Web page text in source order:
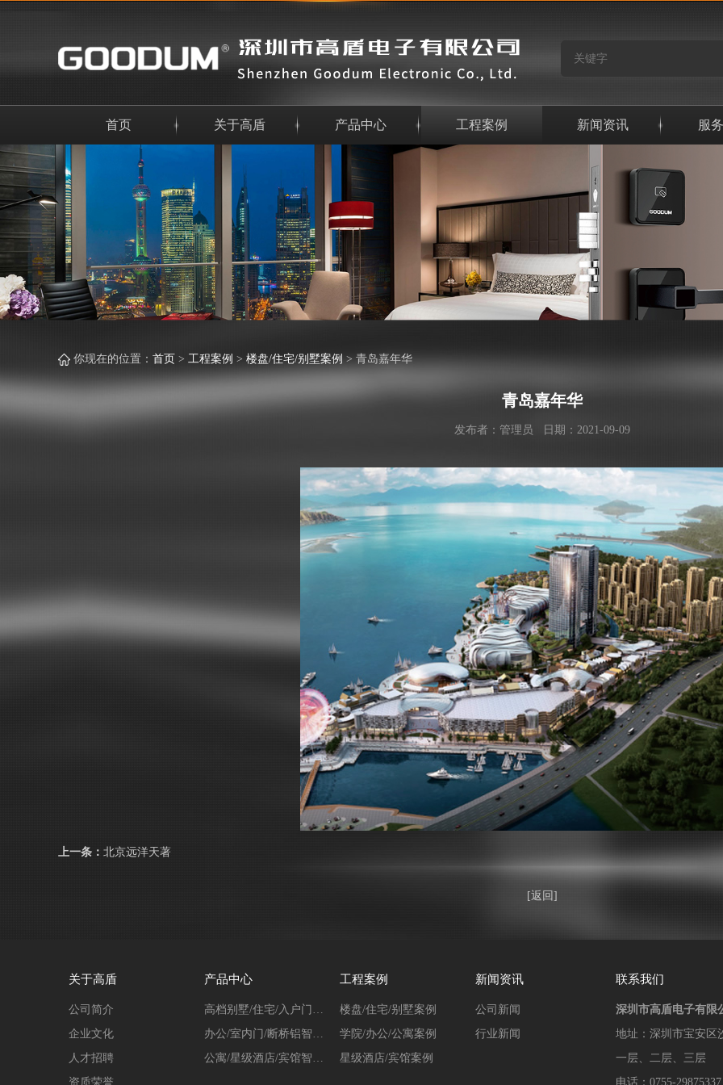
首页 关于高盾 产品中心 工程案例 新闻资讯 服
你现在的位置： 首页 > 工程案例 > 楼盘/住宅/别墅案例 > 青岛嘉年华
青岛嘉年华
发布者：管理员 日期：2021-09-09
上一条： 北京远洋天著
[返回]
关于高盾
公司简介
企业文化
人才招聘
资质荣誉
产品中心
高档别墅/住宅/入户门指纹密码锁系列
办公/室内门/断桥铝智能锁系列
公寓/星级酒店/宾馆智能锁系列
工程案例
楼盘/住宅/别墅案例
学院/办公/公寓案例
星级酒店/宾馆案例
新闻资讯
公司新闻
行业新闻
联系我们
深圳市高盾电子有限
地址：深圳市宝安区
一层、二层、三层
电话：0755-29875337